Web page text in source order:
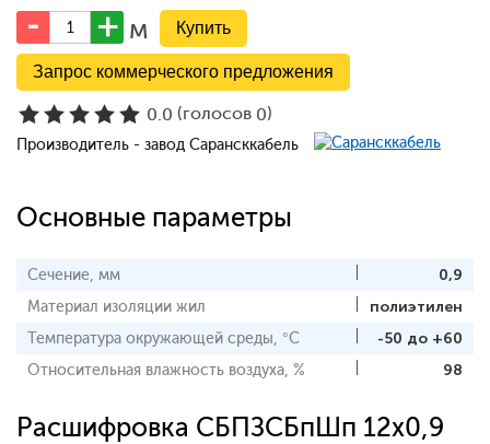
м
Запрос коммерческого предложения
0.0 (голосов 0)
Производитель - завод Сарансккабель
Основные параметры
Сечение, мм
0,9
Материал изоляции жил
полиэтилен
Температура окружающей среды, °С
-50 до +60
Относительная влажность воздуха, %
98
Расшифровка СБПЗСБпШп 12x0,9